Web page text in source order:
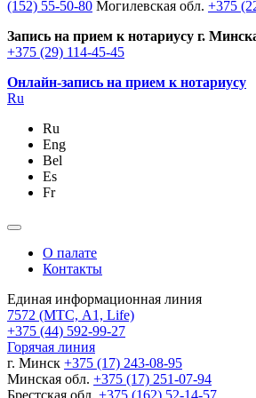
(152) 55-50-80 Могилевская обл. +375
Запись на прием к нотариусу г.
+375 (29) 114-45-45
Онлайн-запись на прием к нотариусу
Ru
Ru
Eng
Bel
Es
Fr
О палате
Контакты
Единая информационная линия
7572 (МТС, A1, Life)
+375 (44) 592-99-27
Горячая линия
г. Минск +375 (17) 243-08-95
Минская обл. +375 (17) 251-07-94
Брестская обл. +375 (162) 52-14-57